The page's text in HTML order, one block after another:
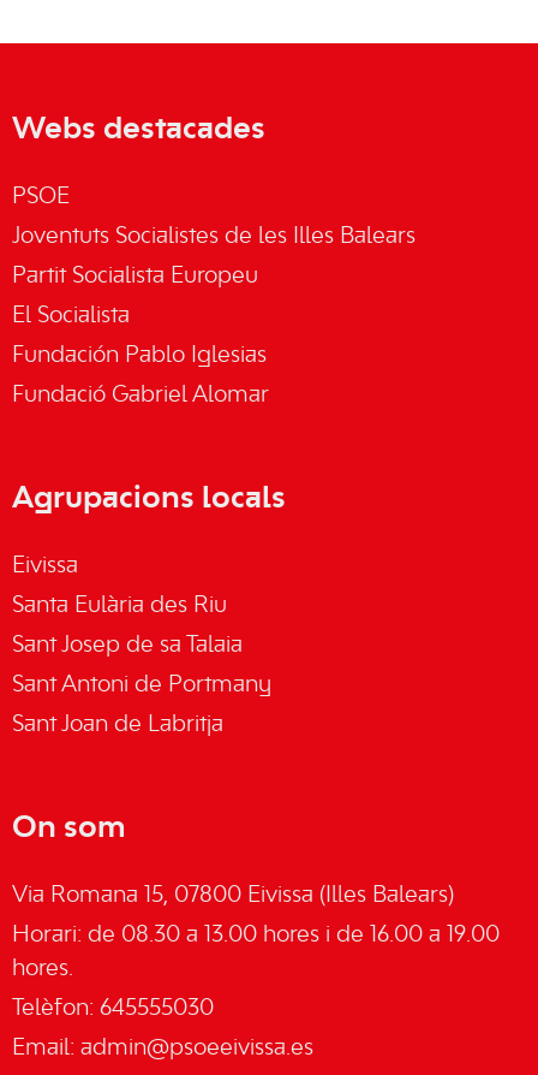
Webs destacades
PSOE
Joventuts Socialistes de les Illes Balears
Partit Socialista Europeu
El Socialista
Fundación Pablo Iglesias
Fundació Gabriel Alomar
Agrupacions locals
Eivissa
Santa Eulària des Riu
Sant Josep de sa Talaia
Sant Antoni de Portmany
Sant Joan de Labritja
On som
Via Romana 15, 07800 Eivissa (Illes Balears)
Horari: de 08.30 a 13.00 hores i de 16.00 a 19.00
hores.
Telèfon: 645555030
Email: admin@psoeeivissa.es